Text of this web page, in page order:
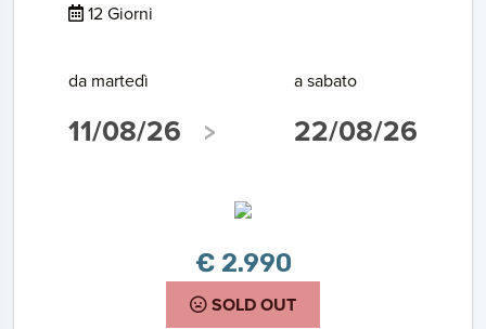
12 Giorni
da martedì
11/08/26
a sabato
22/08/26
€ 2.990
SOLD OUT